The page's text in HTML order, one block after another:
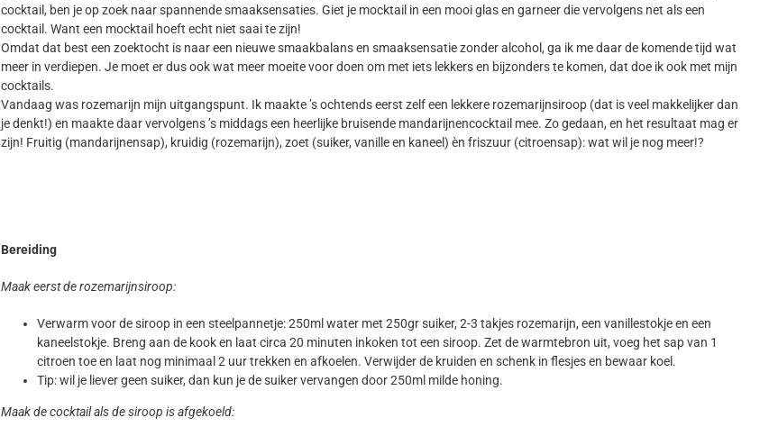
cocktail, ben je op zoek naar spannende smaaksensaties. Giet je mocktail in een mooi glas en garneer die vervolgens net als een
cocktail. Want een mocktail hoeft echt niet saai te zijn!
Omdat dat best een zoektocht is naar een nieuwe smaakbalans en smaaksensatie zonder alcohol, ga ik me daar de komende tijd wat
meer in verdiepen. Je moet er dus ook wat meer moeite voor doen om met iets lekkers en bijzonders te komen, dat doe ik ook met mijn
cocktails.
Vandaag was rozemarijn mijn uitgangspunt. Ik maakte ’s ochtends eerst zelf een lekkere rozemarijnsiroop (dat is veel makkelijker dan
je denkt!) en maakte daar vervolgens ’s middags een heerlijke bruisende mandarijnencocktail mee. Zo gedaan, en het resultaat mag er
zijn! Fruitig (mandarijnensap), kruidig (rozemarijn), zoet (suiker, vanille en kaneel) èn friszuur (citroensap): wat wil je nog meer!?
Bereiding
Maak eerst de rozemarijnsiroop:
Verwarm voor de siroop in een steelpannetje: 250ml water met 250gr suiker, 2-3 takjes rozemarijn, een vanillestokje en een
kaneelstokje. Breng aan de kook en laat circa 20 minuten inkoken tot een siroop. Zet de warmtebron uit, voeg het sap van 1
citroen toe en laat nog minimaal 2 uur trekken en afkoelen. Verwijder de kruiden en schenk in flesjes en bewaar koel.
Tip: wil je liever geen suiker, dan kun je de suiker vervangen door 250ml milde honing.
Maak de cocktail als de siroop is afgekoeld: